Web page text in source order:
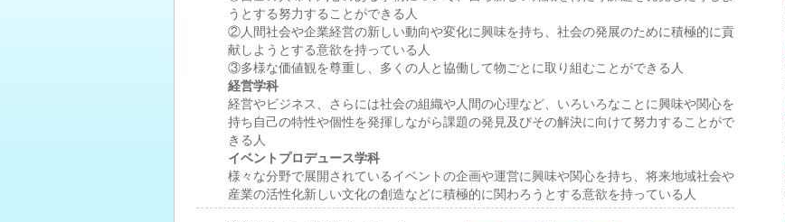
うとする努力することができる人
②人間社会や企業経営の新しい動向や変化に興味を持ち、社会の発展のために積極的に貢
献しようとする意欲を持っている人
③多様な価値観を尊重し、多くの人と協働して物ごとに取り組むことができる人
経営学科
経営やビジネス、さらには社会の組織や人間の心理など、いろいろなことに興味や関心を
持ち自己の特性や個性を発揮しながら課題の発見及びその解決に向けて努力することがで
きる人
イベントプロデュース学科
様々な分野で展開されているイベントの企画や運営に興味や関心を持ち、将来地域社会や
産業の活性化新しい文化の創造などに積極的に関わろうとする意欲を持っている人